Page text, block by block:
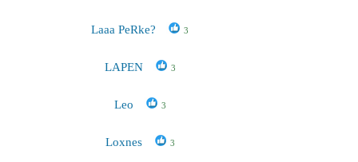
Laaa PeRke? 3
LAPEN 3
Leo 3
Loxnes 3